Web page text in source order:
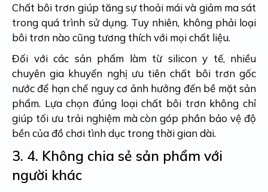
Chất bôi trơn giúp tăng sự thoải mái và giảm ma sát
trong quá trình sử dụng. Tuy nhiên, không phải loại
bôi trơn nào cũng tương thích với mọi chất liệu.
Đối với các sản phẩm làm từ silicon y tế, nhiều
chuyên gia khuyến nghị ưu tiên chất bôi trơn gốc
nước để hạn chế nguy cơ ảnh hưởng đến bề mặt sản
phẩm. Lựa chọn đúng loại chất bôi trơn không chỉ
giúp tối ưu trải nghiệm mà còn góp phần bảo vệ độ
bền của đồ chơi tình dục trong thời gian dài.
3. 4. Không chia sẻ sản phẩm với
người khác